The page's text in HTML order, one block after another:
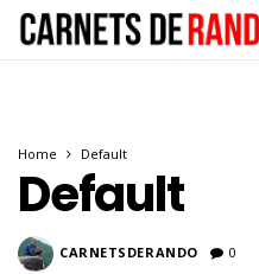
Home Default
Default
CARNETSDERANDO 0